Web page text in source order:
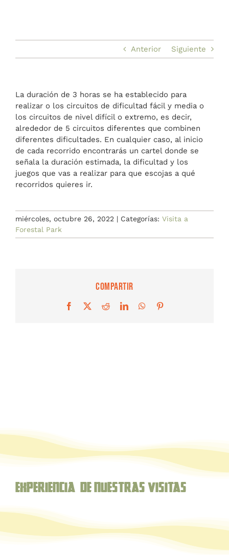
Anterior Siguiente
La duración de 3 horas se ha establecido para
realizar o los circuitos de dificultad fácil y media o
los circuitos de nivel difícil o extremo, es decir,
alrededor de 5 circuitos diferentes que combinen
diferentes dificultades. En cualquier caso, al inicio
de cada recorrido encontrarás un cartel donde se
señala la duración estimada, la dificultad y los
juegos que vas a realizar para que escojas a qué
recorridos quieres ir.
miércoles, octubre 26, 2022 | Categorías: Visita a
Forestal Park
Compartir
Facebook RedditLinkedInWhatsApp
Experiencia de nuestras Visitas